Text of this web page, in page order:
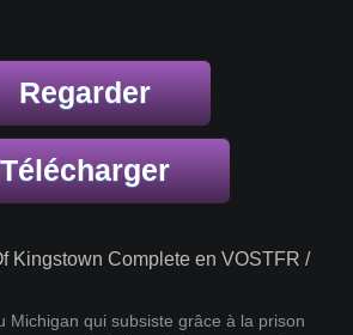
Regarder
Télécharger
Kingstown Complete en VOSTFR /
Michigan qui subsiste grâce à la prison